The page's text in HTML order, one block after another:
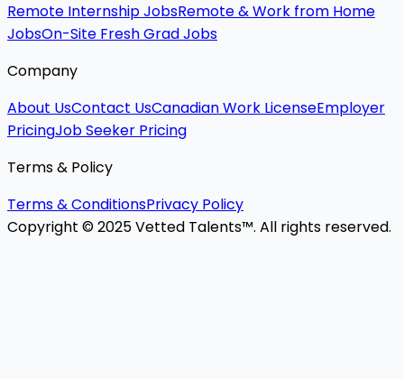
Remote Internship JobsRemote & Work from Home
JobsOn-Site Fresh Grad Jobs
Company
About UsContact UsCanadian Work LicenseEmployer
PricingJob Seeker Pricing
Terms & Policy
Terms & ConditionsPrivacy Policy
Copyright © 2025 Vetted Talents™. All rights reserved.